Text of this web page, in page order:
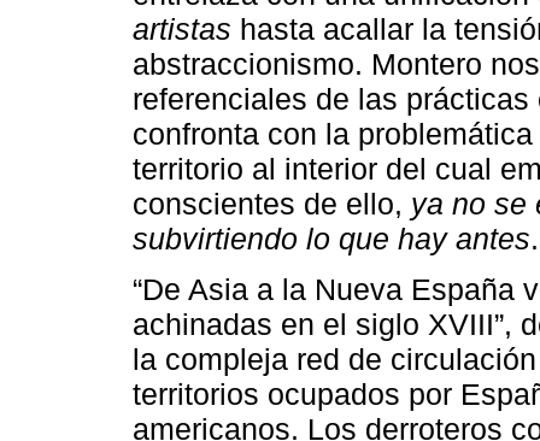
artistas hasta acallar la
abstraccionismo. Montero
referenciales de las
confronta con la
territorio al interior del cual
conscientes de ello, ya no se
subvirtiendo lo que hay antes.
“De Asia a la Nueva España
achinadas en el siglo XVIII”,
la compleja red de
territorios ocupados por
americanos. Los derroteros